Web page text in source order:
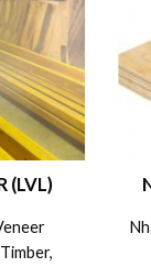
VÁN
SỬ